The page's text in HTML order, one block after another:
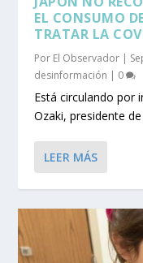
EL CONSUMO
TRATAR LA
Por El Observador |
desinformación | 0
Está circulando por
Ozaki, presidente
LEER MÁS